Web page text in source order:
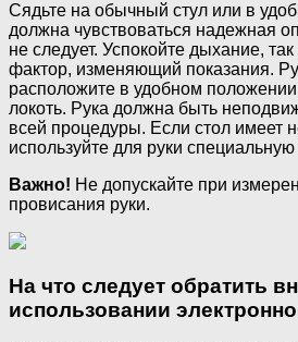
Сядьте на обычный стул или в
должна чувствоваться надежная
не следует. Успокойте дыхание,
фактор, изменяющий показания.
расположите в удобном
локоть. Рука должна быть
всей процедуры. Если стол имеет
используйте для руки специальную
Важно! Не допускайте при
провисания руки.
На что следует обратить
использовании